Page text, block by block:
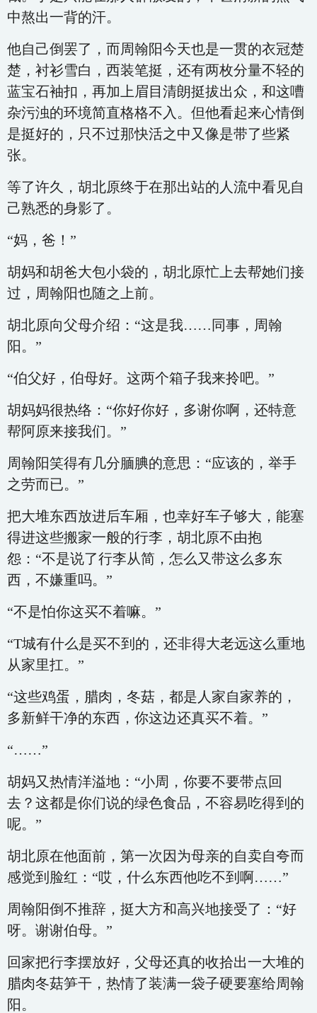
中熬出一背的汗。
他自己倒罢了，而周翰阳今天也是一贯的衣冠楚
楚，衬衫雪白，西装笔挺，还有两枚分量不轻的
蓝宝石袖扣，再加上眉目清朗挺拔出众，和这嘈
杂污浊的环境简直格格不入。但他看起来心情倒
是挺好的，只不过那快活之中又像是带了些紧
张。
等了许久，胡北原终于在那出站的人流中看见自
己熟悉的身影了。
“妈，爸！”
胡妈和胡爸大包小袋的，胡北原忙上去帮她们接
过，周翰阳也随之上前。
胡北原向父母介绍：“这是我……同事，周翰
阳。”
“伯父好，伯母好。这两个箱子我来拎吧。”
胡妈妈很热络：“你好你好，多谢你啊，还特意
帮阿原来接我们。”
周翰阳笑得有几分腼腆的意思：“应该的，举手
之劳而已。”
把大堆东西放进后车厢，也幸好车子够大，能塞
得进这些搬家一般的行李，胡北原不由抱
怨：“不是说了行李从简，怎么又带这么多东
西，不嫌重吗。”
“不是怕你这买不着嘛。”
“T城有什么是买不到的，还非得大老远这么重地
从家里扛。”
“这些鸡蛋，腊肉，冬菇，都是人家自家养的，
多新鲜干净的东西，你这边还真买不着。”
“……”
胡妈又热情洋溢地：“小周，你要不要带点回
去？这都是你们说的绿色食品，不容易吃得到的
呢。”
胡北原在他面前，第一次因为母亲的自卖自夸而
感觉到脸红：“哎，什么东西他吃不到啊……”
周翰阳倒不推辞，挺大方和高兴地接受了：“好
呀。谢谢伯母。”
回家把行李摆放好，父母还真的收拾出一大堆的
腊肉冬菇笋干，热情了装满一袋子硬要塞给周翰
阳。